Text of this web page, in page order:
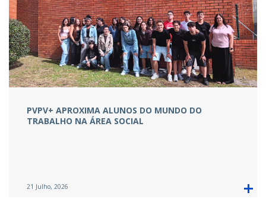
PVPV+ APROXIMA ALUNOS DO MUNDO DO
TRABALHO NA ÁREA SOCIAL
21 Julho, 2026